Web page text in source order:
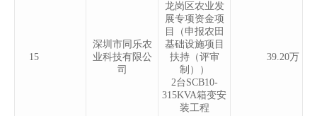
15
深圳市同乐农
业科技有限公
司
龙岗区农业发
展专项资金项
目（申报农田
基础设施项目
扶持（评审
制））
2台SCB10-
315KVA箱变安
装工程
39.20万